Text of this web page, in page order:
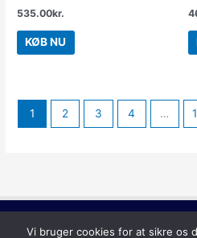
535.00kr.
KØB NU
1 2 3 4 …
Copyright ©
Vi bruger cookies for at sikre os